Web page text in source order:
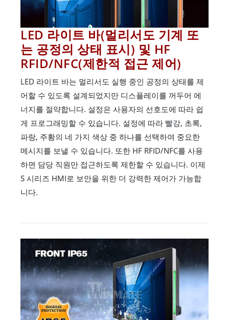
LED 라이트 바(멀리서도 기계 또
는 공정의 상태 표시) 및 HF
RFID/NFC(제한적 접근 제어)
LED 라이트 바는 멀리서도 실행 중인 공정의 상태를 제
어할 수 있도록 설계되었지만 디스플레이를 꺼두어 에
너지를 절약합니다. 설정은 사용자의 선호도에 따라 쉽
게 프로그래밍할 수 있습니다. 설정에 따라 빨강, 초록,
파랑, 주황의 네 가지 색상 중 하나를 선택하여 중요한
메시지를 보낼 수 있습니다. 또한 HF RFID/NFC를 사용
하면 담당 직원만 접근하도록 제한할 수 있습니다. 이제
S 시리즈 HMI로 보안을 위한 더 강력한 제어가 가능합
니다.